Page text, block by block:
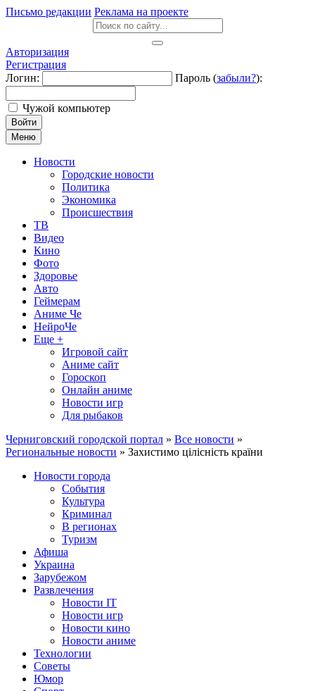
Письмо редакции Реклама на проекте
Авторизация
Регистрация
Логин:
Пароль (забыли?):
Чужой компьютер
Войти
Меню
Новости
Городские новости
Политика
Экономика
Происшествия
ТВ
Видео
Кино
Фото
Здоровье
Авто
Геймерам
Аниме Че
НейроЧе
Еще +
Игровой сайт
Аниме сайт
Гороскоп
Онлайн аниме
Новости игр
Для рыбаков
Черниговский городской портал » Все новости »
Региональные новости » Захистимо цілісність країни
Новости города
События
Культура
Криминал
В регионах
Туризм
Афиша
Украина
Зарубежом
Развлечения
Новости IT
Новости игр
Новости кино
Новости аниме
Технологии
Советы
Юмор